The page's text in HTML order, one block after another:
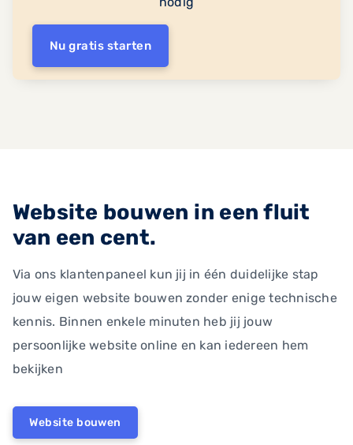
Nu gratis starten
Website bouwen in een fluit
van een cent.
Via ons klantenpaneel kun jij in één duidelijke stap
jouw eigen website bouwen zonder enige technische
kennis. Binnen enkele minuten heb jij jouw
persoonlijke website online en kan iedereen hem
bekijken
Website bouwen